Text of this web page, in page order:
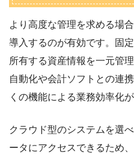
より高度な管理を求める場
導入するのが有効です。固
所有する資産情報を一元管
自動化や会計ソフトとの連
くの機能による業務効率化
クラウド型のシステムを選
ータにアクセスできるため